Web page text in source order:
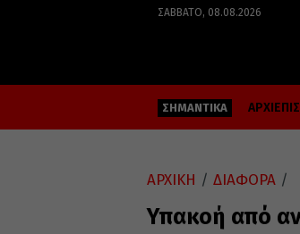
ΣΆΒΒΑΤΟ, 08.08.2026
ΣΗΜΑΝΤΙΚΑ
ΑΡΧΙΚΗ / ΔΙΑΦΟΡΑ /
Υπακοή από